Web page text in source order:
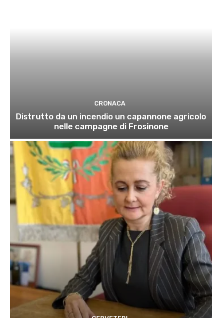
CRONACA
Distrutto da un incendio un capannone agricolo
nelle campagne di Frosinone